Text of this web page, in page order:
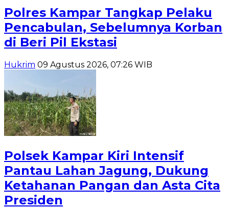
Polres Kampar Tangkap Pelaku
Pencabulan, Sebelumnya Korban
di Beri Pil Ekstasi
Hukrim 09 Agustus 2026, 07:26 WIB
Polsek Kampar Kiri Intensif
Pantau Lahan Jagung, Dukung
Ketahanan Pangan dan Asta Cita
Presiden